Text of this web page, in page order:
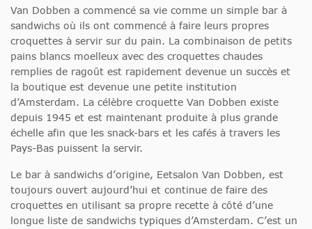
Van Dobben a commencé sa vie comme un simple bar à
sandwichs où ils ont commencé à faire leurs propres
croquettes à servir sur du pain. La combinaison de petits
pains blancs moelleux avec des croquettes chaudes
remplies de ragoût est rapidement devenue un succès et
la boutique est devenue une petite institution
d’Amsterdam. La célèbre croquette Van Dobben existe
depuis 1945 et est maintenant produite à plus grande
échelle afin que les snack-bars et les cafés à travers les
Pays-Bas puissent la servir.
Le bar à sandwichs d’origine, Eetsalon Van Dobben, est
toujours ouvert aujourd’hui et continue de faire des
croquettes en utilisant sa propre recette à côté d’une
longue liste de sandwichs typiques d’Amsterdam. C’est un